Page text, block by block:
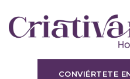
CONVIÉRTETE